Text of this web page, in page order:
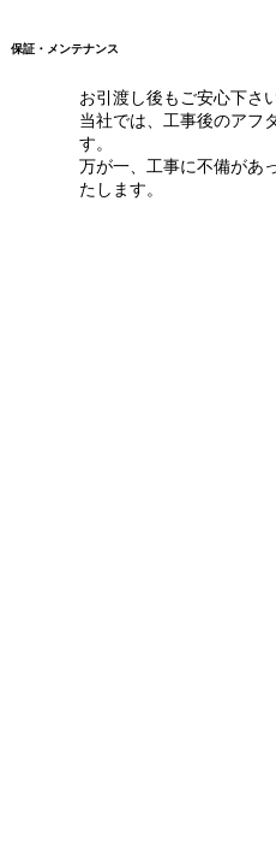
お引渡し後もご安心下さ
当社では、工事後のアフ
す。
万が一、工事に不備があ
たします。
保証・メンテナンス